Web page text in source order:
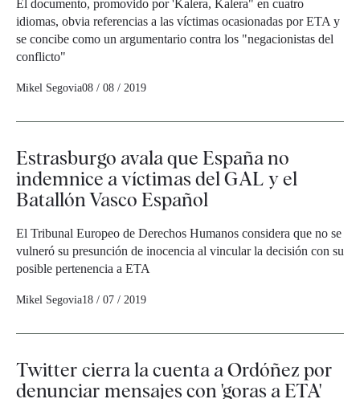
El documento, promovido por 'Kalera, Kalera" en cuatro
idiomas, obvia referencias a las víctimas ocasionadas por ETA y
se concibe como un argumentario contra los "negacionistas del
conflicto"
Mikel Segovia08 / 08 / 2019
Estrasburgo avala que España no
indemnice a víctimas del GAL y el
Batallón Vasco Español
El Tribunal Europeo de Derechos Humanos considera que no se
vulneró su presunción de inocencia al vincular la decisión con su
posible pertenencia a ETA
Mikel Segovia18 / 07 / 2019
Twitter cierra la cuenta a Ordóñez por
denunciar mensajes con 'goras a ETA'